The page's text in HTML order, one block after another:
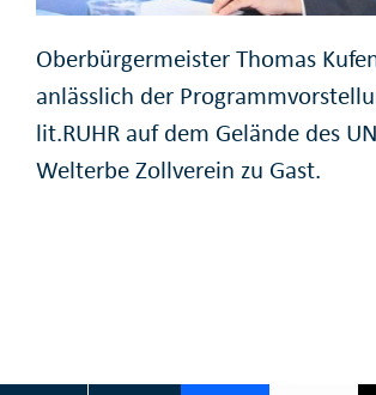
Oberbürgermeister Thomas
anlässlich der
lit.RUHR auf dem Gelände des
Welterbe Zollverein zu Gast.